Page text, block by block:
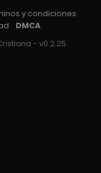
y condiciones
DMCA
- v0.2.25